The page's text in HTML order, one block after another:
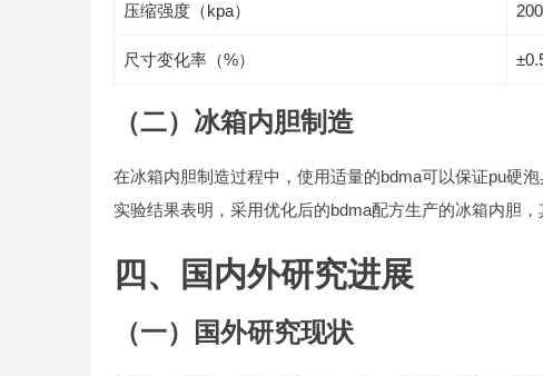
压缩强度（kpa） 200
尺寸变化率（%）
（二）冰箱内胆制造
在冰箱内胆制造过程中，使用适量的bdma可以保证pu硬
实验结果表明，采用优化后的bdma配方生产的冰箱内胆
四、国内外研究进展
（一）国外研究现状